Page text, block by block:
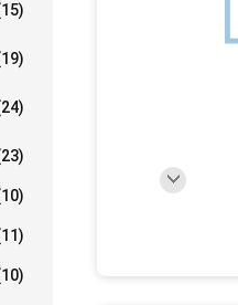
(15)
(19)
(24)
(23)
(10)
(11)
(10)